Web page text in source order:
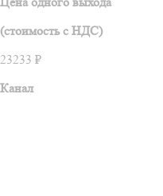
(стоимость c НДС)
23233 ₽
Канал